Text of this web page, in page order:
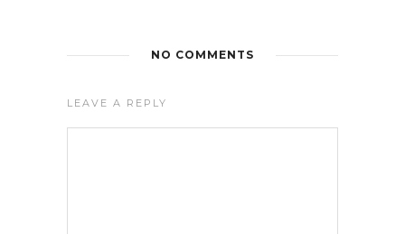
NO COMMENTS
LEAVE A REPLY